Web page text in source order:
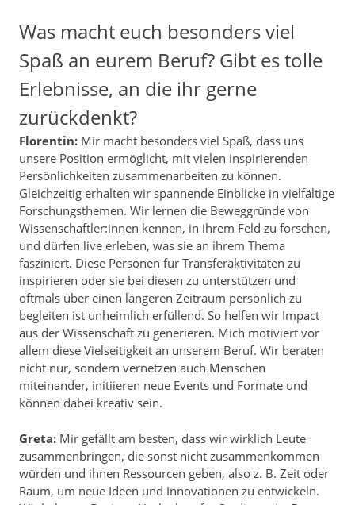
Was macht euch besonders viel
Spaß an eurem Beruf? Gibt es tolle
Erlebnisse, an die ihr gerne
zurückdenkt?
Florentin: Mir macht besonders viel Spaß, dass uns
unsere Position ermöglicht, mit vielen inspirierenden
Persönlichkeiten zusammenarbeiten zu können.
Gleichzeitig erhalten wir spannende Einblicke in vielfältige
Forschungsthemen. Wir lernen die Beweggründe von
Wissenschaftler:innen kennen, in ihrem Feld zu forschen,
und dürfen live erleben, was sie an ihrem Thema
fasziniert. Diese Personen für Transferaktivitäten zu
inspirieren oder sie bei diesen zu unterstützen und
oftmals über einen längeren Zeitraum persönlich zu
begleiten ist unheimlich erfüllend. So helfen wir Impact
aus der Wissenschaft zu generieren. Mich motiviert vor
allem diese Vielseitigkeit an unserem Beruf. Wir beraten
nicht nur, sondern vernetzen auch Menschen
miteinander, initiieren neue Events und Formate und
können dabei kreativ sein.
Greta: Mir gefällt am besten, dass wir wirklich Leute
zusammenbringen, die sonst nicht zusammenkommen
würden und ihnen Ressourcen geben, also z. B. Zeit oder
Raum, um neue Ideen und Innovationen zu entwickeln.